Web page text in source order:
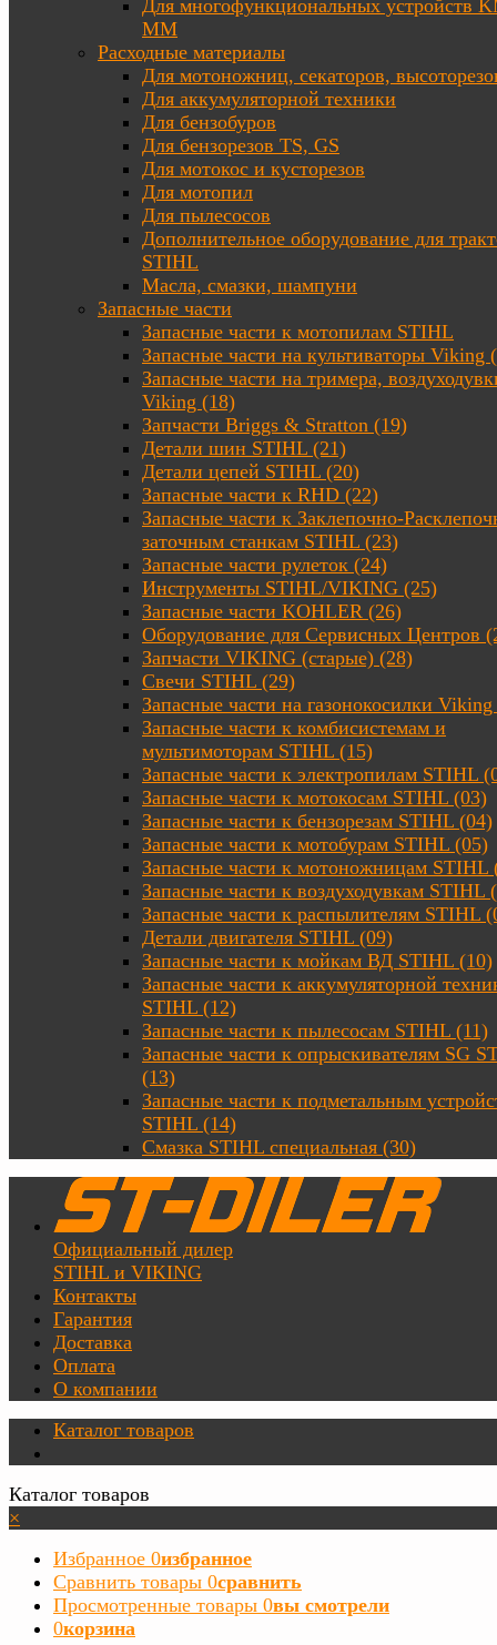
Для многофункциональных устройств
MM
Расходные материалы
Для мотоножниц, секаторов,
Для аккумуляторной техники
Для бензобуров
Для бензорезов TS, GS
Для мотокос и кусторезов
Для мотопил
Для пылесосов
Дополнительное оборудование для
STIHL
Масла, смазки, шампуни
Запасные части
Запасные части к мотопилам STIHL
Запасные части на культиваторы Viking
Запасные части на тримера,
Viking (18)
Запчасти Briggs & Stratton (19)
Детали шин STIHL (21)
Детали цепей STIHL (20)
Запасные части к RHD (22)
Запасные части к Заклепочно-
заточным станкам STIHL (23)
Запасные части рулеток (24)
Инструменты STIHL/VIKING (25)
Запасные части KOHLER (26)
Оборудование для Сервисных Центров
Запчасти VIKING (старые) (28)
Свечи STIHL (29)
Запасные части на газонокосилки
Запасные части к комбисистемам и
мультимоторам STIHL (15)
Запасные части к электропилам STIHL
Запасные части к мотокосам STIHL (03)
Запасные части к бензорезам STIHL (04)
Запасные части к мотобурам STIHL (05)
Запасные части к мотоножницам STIHL
Запасные части к воздуходувкам STIHL
Запасные части к распылителям STIHL
Детали двигателя STIHL (09)
Запасные части к мойкам ВД STIHL (10)
Запасные части к аккумуляторной
STIHL (12)
Запасные части к пылесосам STIHL (11)
Запасные части к опрыскивателям SG
(13)
Запасные части к подметальным
STIHL (14)
Смазка STIHL специальная (30)
Официальный дилер
STIHL и VIKING
Контакты
Гарантия
Доставка
Оплата
О компании
Каталог товаров
Каталог товаров
×
Избранное 0избранное
Сравнить товары 0сравнить
Просмотренные товары 0вы смотрели
0корзина